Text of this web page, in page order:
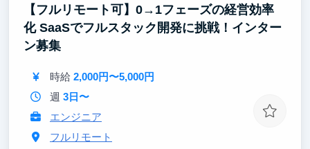
まで研究開発の全工程に関わり、スキルの幅を拡大。
成果次第ではプロジェクトマネージャーとしてチーム
を率いる経験も可能です。
【フルリモート可】0→1フェーズの経営効率
化 SaaSでフルスタック開発に挑戦！インター
ン募集
時給 2,000円〜5,000円
週 3日〜
エンジニア
フルリモート